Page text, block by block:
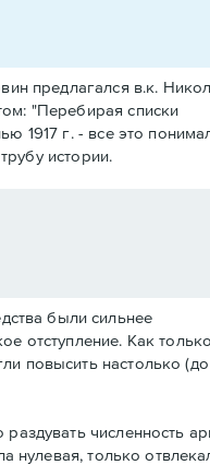
предлагался в.к.
"Перебирая списки
1917 г. - все это
истории.
были сильнее
отступление. Как только
повысить настолько
численность
нулевая, только